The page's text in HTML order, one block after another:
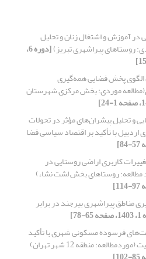
در آموزش و اشتغال زنان و تحلیل
روستاهای پیراشهری تبریز) [دوره 6،
الگوی پخش فضایی همه‌گیری
موردی: بخش مرکزی شهرستان
و تحلیل پیشران‌های مؤثر در تحولات
اردبیل با تأکید بر اقتصاد سیاسی فضا
کاربری اراضی روستایی در
روستاهای بخش لشت نشاء)
مناطق پیراشهری بیرجند در برابر
فرسوده مسکونی شهری با تأکید
منطقه 12 شهر تهران)